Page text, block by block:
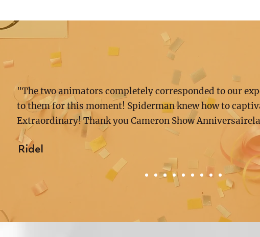
"The two animators completely corresponded to our
to them for this moment! Spiderman knew how to
Extraordinary! Thank you Cameron Show
Ridel